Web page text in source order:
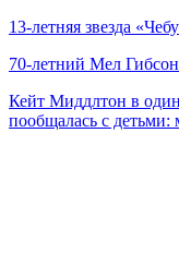
13-летняя звезда
70-летний Мел
Кейт Миддлтон в
пообщалась с